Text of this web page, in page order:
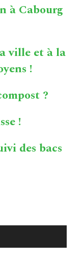
à Cabourg
ville et à la
!
?
!
des bacs